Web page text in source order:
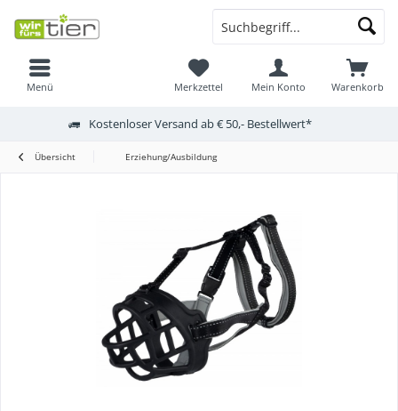
Menü Warenkorb
Merkzettel Mein Konto
Kostenloser Versand ab € 50,- Bestellwert*
Übersicht Erziehung/Ausbildung